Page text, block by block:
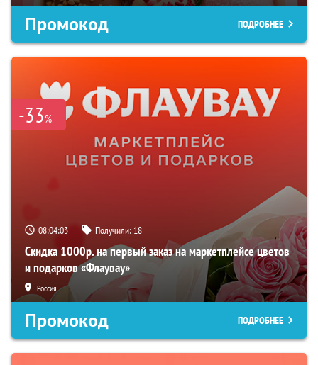
Промокод ПОДРОБНЕЕ
-33%
08:04:02 Получили: 18
Скидка 1000р. на первый заказ на маркетплейсе цветов
и подарков «Флаувау»
Россия
Промокод ПОДРОБНЕЕ